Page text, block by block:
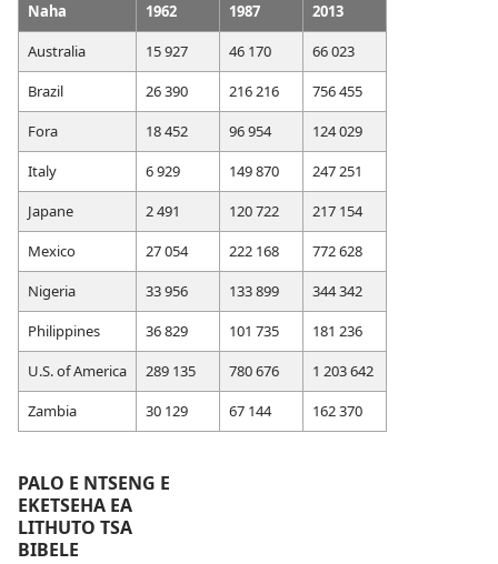
Naha 1962 1987
2013
Australia
15 927 46 170
66 023
Brazil
26 390 216 216
756 455
Fora
18 452 96 954
124 029
Italy
6 929 149 870
247 251
Japane
2 491 120 722
217 154
Mexico
27 054 222 168
772 628
Nigeria
33 956 133 899
344 342
Philippines
36 829 101 735
181 236
U.S. of America
289 135 780 676
1 203 642
Zambia
30 129 67 144 162 370
PALO E NTSENG E
EKETSEHA EA
LITHUTO TSA
BIBELE